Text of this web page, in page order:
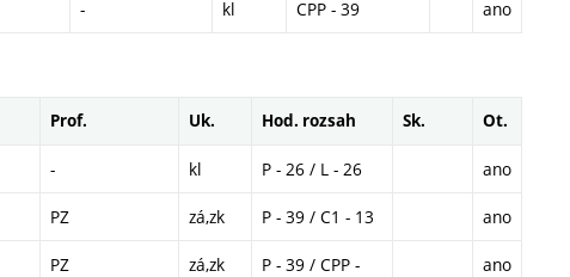
- kl CPP - 39 ano
Prof. Uk. Hod. rozsah Sk. Ot.
- kl P - 26 / L - 26 ano
PZ zá,zk P - 39 / C1 - 13 ano
PZ zá,zk
P - 39 / CPP -
ano